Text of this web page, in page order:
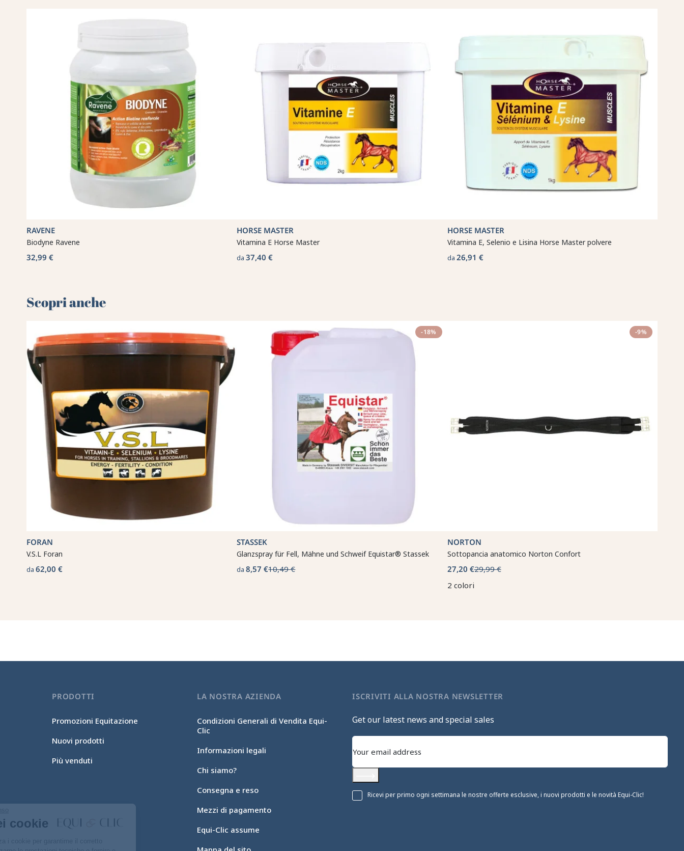
Gestione dei cookie
RAVENE
Biodyne Ravene
32,99 €
HORSE MASTER
Vitamina E Horse Master
da37,40 €
HORSE MASTER
Vitamina E, Selenio e Lisina Horse Master polvere
da 26,91 €
Scopri anche 🌻
FORAN
V.S.L Foran
da62,00 €
-18%
STASSEK
Glanzspray für Fell, Mähne und Schweif Equistar® Stassek
da8,57 €10,49 €
-9%
NORTON
Sottopancia anatomico Norton Confort
27,20 €29,99 €
2 colori
PRODOTTI
Promozioni Equitazione
Nuovi prodotti
Più venduti
LA NOSTRA AZIENDA
Condizioni Generali di Vendita Equi-
Clic
Informazioni legali
Chi siamo?
Consegna e reso
Mezzi di pagamento
Equi-Clic assume
ISCRIVITI ALLA NOSTRA NEWSLETTER
Get our latest news and special sales
Ricevi per primo ogni settimana le nostre offerte esclusive, i nuovi prodotti e le novità Equi-Clic!